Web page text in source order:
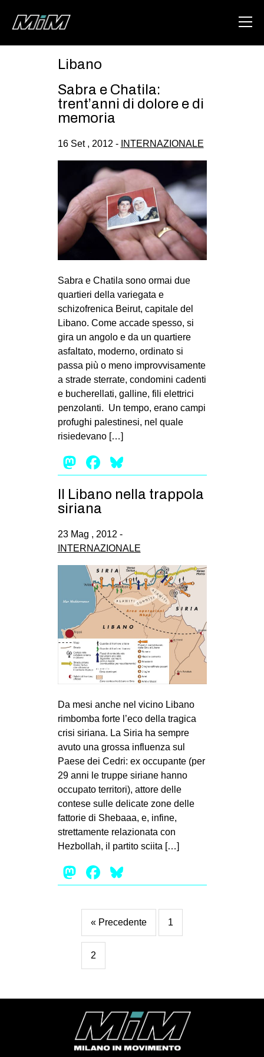
ABOUT
DEGENERAZIONE
GAZA FREESTYLE
CSOA LAMBRETTA
MSM
STUDENTI TSUNAMI
ZAM
MOBILITAZIONI
SPAZI
SPORT POPOLARE
MOVIMENTI
AMBIENTE
ANTIFASCISMO
DIRITTO ALL’ABITARE
GENERI
MIGRAZIONI
PRECARIATO
REPRESSIONE
CULTURE
CINEMA
MANIFESTI
MUSICA
RECENSIONI
INTERNAZIONALE
AFRICA
AMERICHE
ESTREMO ORIENTE
EUROPA
MEDIO ORIENTE
MONDO
EVENTI
in
tw
Libano
Sabra e Chatila:
trent’anni di dolore e di
memoria
16 Set , 2012 - INTERNAZIONALE
Sabra e Chatila sono ormai due
quartieri della variegata e
schizofrenica Beirut, capitale del
Libano. Come accade spesso, si
gira un angolo e da un quartiere
asfaltato, moderno, ordinato si
passa più o meno improvvisamente
a strade sterrate, condomini cadenti
e bucherellati, galline, fili elettrici
penzolanti. Un tempo, erano campi
profughi palestinesi, nel quale
risiedevano […]
Mastodon
Facebook
Il Libano nella trappola
siriana
23 Mag , 2012 -
INTERNAZIONALE
Da mesi anche nel vicino Libano
rimbomba forte l’eco della tragica
crisi siriana. La Siria ha sempre
avuto una grossa influenza sul
Paese dei Cedri: ex occupante (per
29 anni le truppe siriane hanno
occupato territori), attore delle
contese sulle delicate zone delle
fattorie di Shebaaa, e, infine,
strettamente relazionata con
Hezbollah, il partito sciita […]
Mastodon
Facebook
« Precedente 1
2